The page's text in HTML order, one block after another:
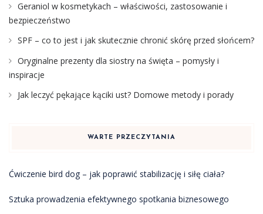
Geraniol w kosmetykach – właściwości, zastosowanie i
bezpieczeństwo
SPF – co to jest i jak skutecznie chronić skórę przed słońcem?
Oryginalne prezenty dla siostry na święta – pomysły i
inspiracje
Jak leczyć pękające kąciki ust? Domowe metody i porady
WARTE PRZECZYTANIA
Ćwiczenie bird dog – jak poprawić stabilizację i siłę ciała?
Sztuka prowadzenia efektywnego spotkania biznesowego